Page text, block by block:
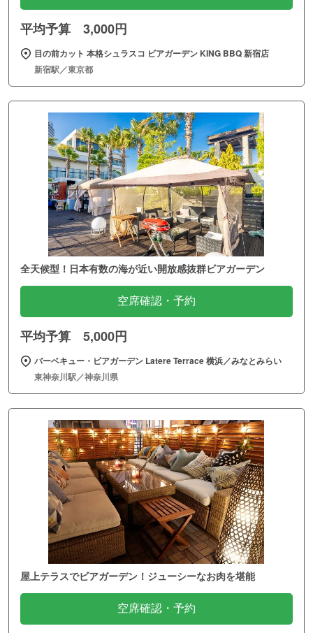
平均予算 3,000円
目の前カット 本格シュラスコ ビアガーデン KING BBQ 新宿店
新宿駅／東京都
全天候型！日本有数の海が近い開放感抜群ビアガーデン
空席確認・予約
平均予算 5,000円
バーベキュー・ビアガーデン Latere Terrace 横浜／みなとみらい
東神奈川駅／神奈川県
屋上テラスでビアガーデン！ジューシーなお肉を堪能
空席確認・予約